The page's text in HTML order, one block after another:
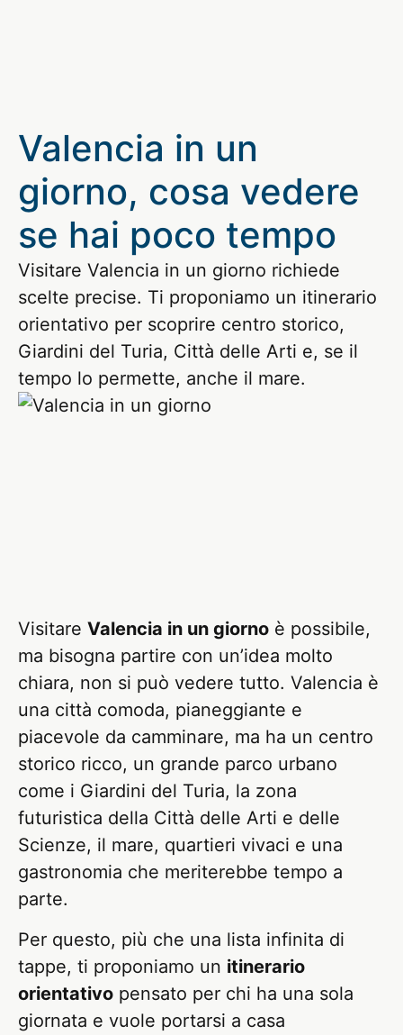
Valencia in un
giorno, cosa vedere
se hai poco tempo
Visitare Valencia in un giorno richiede
scelte precise. Ti proponiamo un itinerario
orientativo per scoprire centro storico,
Giardini del Turia, Città delle Arti e, se il
tempo lo permette, anche il mare.
Visitare Valencia in un giorno è possibile,
ma bisogna partire con un’idea molto
chiara, non si può vedere tutto. Valencia è
una città comoda, pianeggiante e
piacevole da camminare, ma ha un centro
storico ricco, un grande parco urbano
come i Giardini del Turia, la zona
futuristica della Città delle Arti e delle
Scienze, il mare, quartieri vivaci e una
gastronomia che meriterebbe tempo a
parte.
Per questo, più che una lista infinita di
tappe, ti proponiamo un itinerario
orientativo pensato per chi ha una sola
giornata e vuole portarsi a casa